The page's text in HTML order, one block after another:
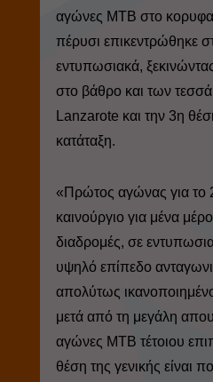
αγώνες MTB στο
πέρυσι επικεντρώθηκε
εντυπωσιακά,
στο βάθρο και των
Lanzarote και την 3η
κατάταξη.
«Πρώτος αγώνας για το
καινούργιο για μένα
διαδρομές, σε
υψηλό επίπεδο
απολύτως
μετά από τη μεγάλη
αγώνες MTB τέτοιου
θέση της γενικής είναι